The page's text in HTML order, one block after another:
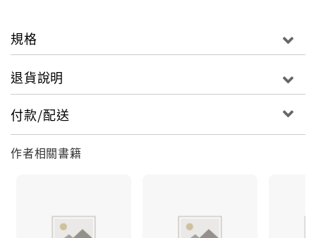
規格
退貨說明
付款/配送
作者相關書籍